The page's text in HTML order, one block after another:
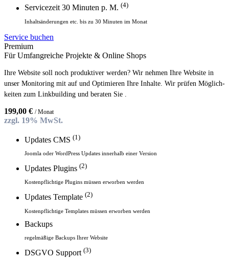
Servicezeit 30 Minuten p. M. (4)
Inhaltsänderungen etc. bis zu 30 Minuten im Monat
Service buchen
Premium
Für Umfangreiche Projekte & Online Shops
Ihre Website soll noch produktiver werden? Wir nehmen Ihre Website in
unser Monitoring mit auf und Optimieren Ihre Inhalte. Wir prüfen Mög­lich­
keiten zum Linkbuilding und beraten Sie .
199,00 € / Monat
zzgl. 19% MwSt.
Updates CMS (1)
Joomla oder WordPress Updates innerhalb einer Version
Updates Plugins (2)
Kostenpflichtige Plugins müssen erworben werden
Updates Template (2)
Kostenpflichtige Templates müssen erworben werden
Backups
regelmäßige Backups Ihrer Website
DSGVO Support (3)